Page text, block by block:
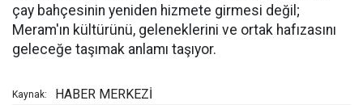
çay bahçesinin yeniden hizmete girmesi değil;
Meram'ın kültürünü, geleneklerini ve ortak hafızasını
geleceğe taşımak anlamı taşıyor.
Kaynak: HABER MERKEZİ